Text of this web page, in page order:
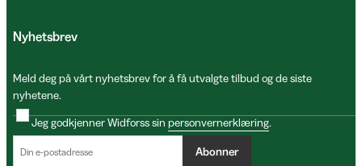
Nyhetsbrev
Meld deg på vårt nyhetsbrev for å få utvalgte tilbud og de siste
nyhetene.
Jeg godkjenner Widforss sin personvernerklæring.
Abonner